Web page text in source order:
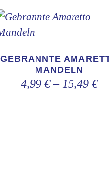
weist
mehrere
Varianten
GEBRANNTE
MANDELN
4,99€– 15,49€